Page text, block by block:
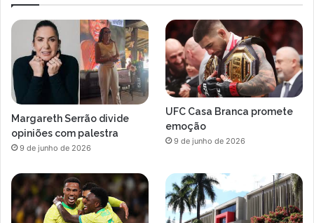
Margareth Serrão divide
opiniões com palestra
9 de junho de 2026
UFC Casa Branca promete
emoção
9 de junho de 2026